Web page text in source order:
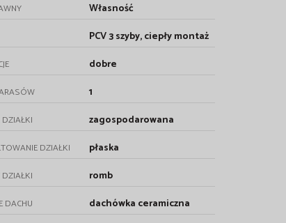
Własność
PCV 3 szyby, ciepły montaż
dobre
1
zagospodarowana
DZIAŁKI płaska
romb
DACHU dachówka ceramiczna